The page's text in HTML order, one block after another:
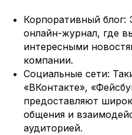
Корпоративный
онлайн-журнал, где
интересными
компании.
Социальные сети:
«ВКонтакте»,
предоставляют
общения и
аудиторией.